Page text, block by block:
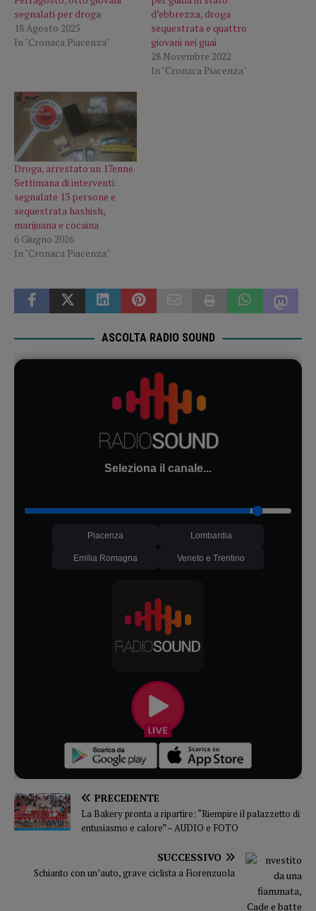
segnalati per droga
18 Agosto 2025
In "Cronaca Piacenza"
d’ebbrezza, droga
sequestrata e quattro
giovani nei guai
28 Novembre 2022
In "Cronaca Piacenza"
Droga, arrestato un 17enne.
Settimana di interventi:
segnalate 13 persone e
sequestrata hashish,
marijuana e cocaina
6 Giugno 2026
In "Cronaca Piacenza"
ASCOLTA RADIO SOUND
Seleziona il canale...
Piacenza Lombardia
Emilia Romagna Veneto e Trentino
PRECEDENTE
La Bakery pronta a ripartire: “Riempire il palazzetto di
entusiasmo e calore” – AUDIO e FOTO
SUCCESSIVO
Schianto con un’auto, grave ciclista a Fiorenzuola